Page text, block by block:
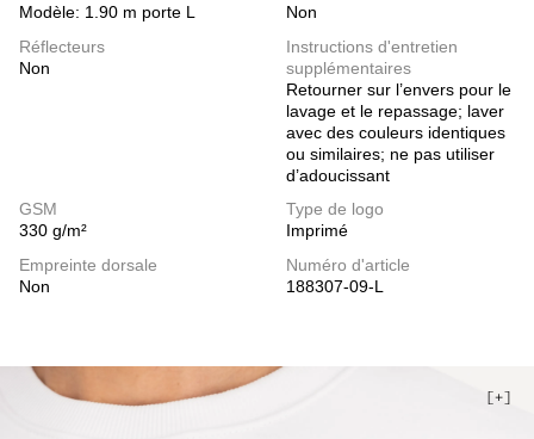
Modèle: 1.90 m porte L
Non
Réflecteurs
Non
Instructions d'entretien
supplémentaires
Retourner sur l’envers pour le
lavage et le repassage; laver
avec des couleurs identiques
ou similaires; ne pas utiliser
d’adoucissant
GSM
330 g/m²
Type de logo
Imprimé
Empreinte dorsale
Non
Numéro d'article
188307-09-L